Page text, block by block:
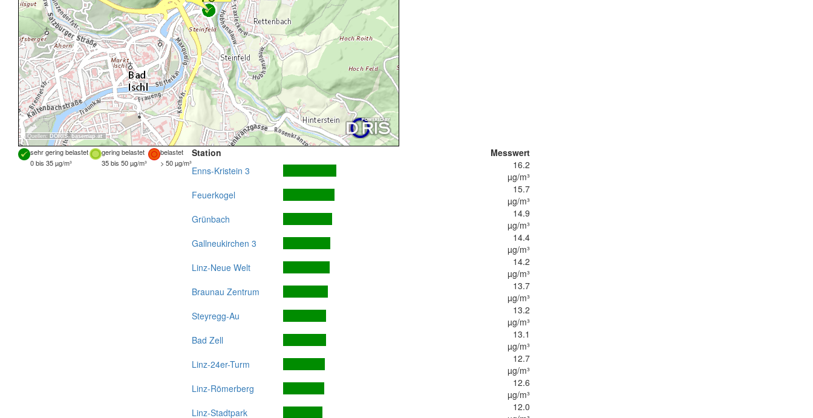
Quellen: DORIS, basemap.at
sehr gering belastet gering belastet
belastet
0 bis 35 µg/m³
35 bis 50 µg/m³ > 50 µg/m³
Station
Messwert
Enns-Kristein 3
16.2
µg/m³
Feuerkogel
15.7
µg/m³
Grünbach
14.9
µg/m³
Gallneukirchen 3
14.4
µg/m³
Linz-Neue Welt
14.2
µg/m³
Braunau Zentrum
13.7
µg/m³
Steyregg-Au
13.2
µg/m³
Bad Zell
13.1
µg/m³
Linz-24er-Turm
12.7
µg/m³
Linz-Römerberg
12.6
µg/m³
Linz-Stadtpark
12.0